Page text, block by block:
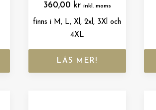
360,00 kr inkl. moms
finns i M, L, Xl, 2xl, 3Xl och
4XL
LÄS MER!